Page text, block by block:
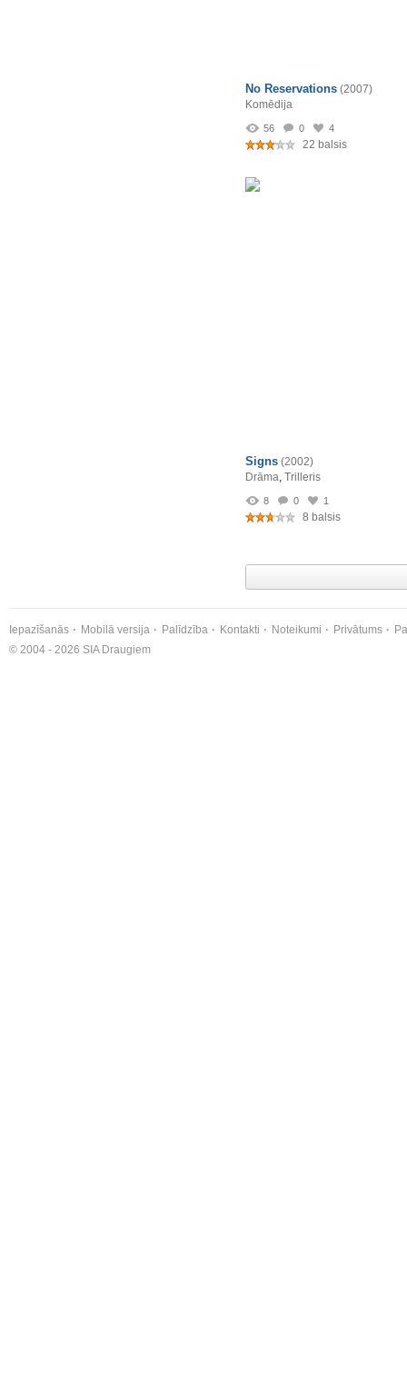
No Reservations (2007)
Komēdija
56 0 4
22 balsis
Signs (2002)
Drāma, Trilleris
8 0 1
8 balsis
Iepazīšanās Mobilā versija Palīdzība Kontakti Noteikumi Privātums
© 2004 - 2026 SIA Draugiem